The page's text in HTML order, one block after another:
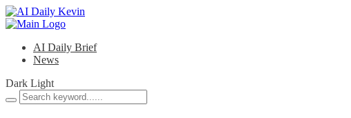
AI Daily Brief
News
Dark Light